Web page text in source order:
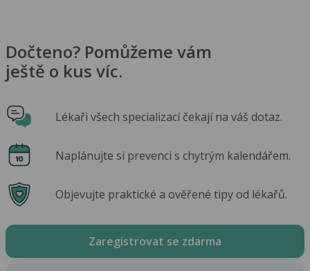
Dočteno? Pomůžeme vám
ještě o kus víc.
Lékaři všech specializací čekají na váš dotaz.
Naplánujte si prevenci s chytrým kalendářem.
Objevujte praktické a ověřené tipy od lékařů.
Zaregistrovat se zdarma